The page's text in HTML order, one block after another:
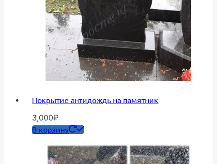
Покрытие антидождь на памятник
3,000₽
В корзину